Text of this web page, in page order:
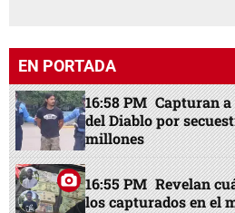
EN PORTADA
16:58 PM Capturan
del Diablo por
millones
16:55 PM Revelan
los capturados en el